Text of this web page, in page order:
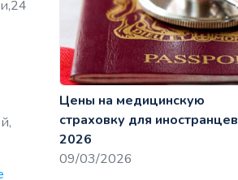
Цены на медицинскую
страховку для иностранцев
2026
09/03/2026